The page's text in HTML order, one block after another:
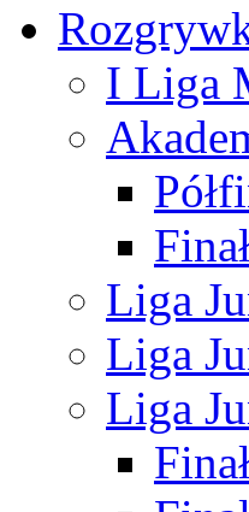
I Liga
Liga
Liga
Liga